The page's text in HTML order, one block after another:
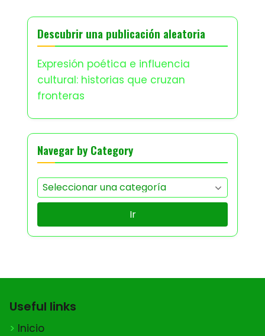
Descubrir una publicación aleatoria
Expresión poética e influencia
cultural: historias que cruzan
fronteras
Navegar by Category
Ir
Useful links
Inicio